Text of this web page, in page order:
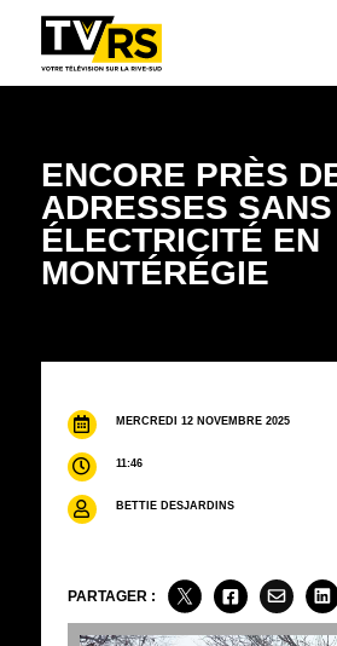
ENCORE PRÈS
ADRESSES SANS
ÉLECTRICITÉ EN
MONTÉRÉGIE
MERCREDI 12 NOVEMBRE 2025
11:46
BETTIE DESJARDINS
PARTAGER :